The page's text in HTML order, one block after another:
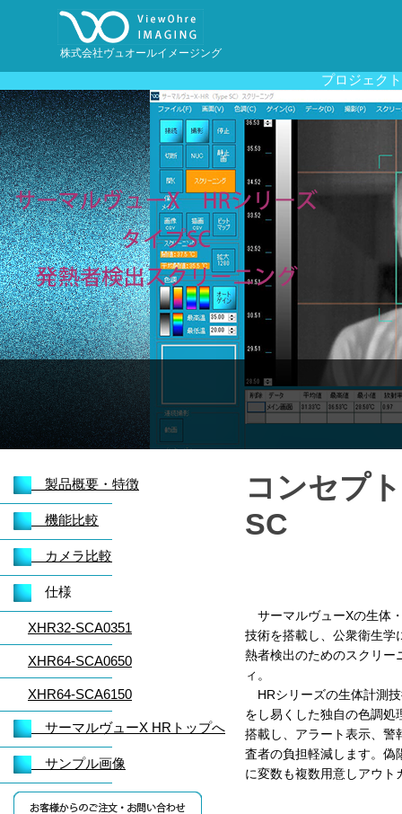
株式会社ヴュオールイメージング
プロジェクト
製品概要・特徴
機能比較
カメラ比較
仕様
XHR32-SCA0351
XHR64-SCA0650
XHR64-SCA6150
サーマルヴューX HRトップへ
サンプル画像
コンセプ
SC
サーマルヴューXの生体
技術を搭載し、公衆衛生学
熱者検出のためのスクリー
ィ。
HRシリーズの生体計測
をし易くした独自の色調処
搭載し、アラート表示、警
査者の負担軽減します。偽
に変数も複数用意しアウト